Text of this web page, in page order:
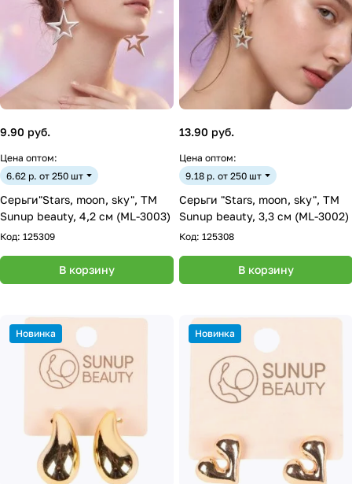
9.90 руб.
Цена оптом:
6.62 р. от 250 шт
Серьги"Stars, moon, sky", ТМ
Sunup beauty, 4,2 см (ML-3003)
Код: 125309
В корзину
13.90 руб.
Цена оптом:
9.18 р. от 250 шт
Серьги "Stars, moon, sky", ТМ
Sunup beauty, 3,3 см (ML-3002)
Код: 125308
В корзину
Новинка Новинка